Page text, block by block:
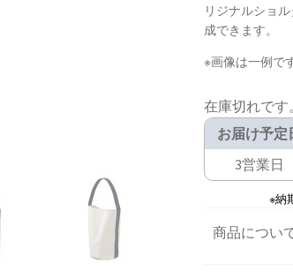
リジナルショ
成できます。
※画像は一例です
在庫切れです。
お届け予定
3営業日
※納
商品につい